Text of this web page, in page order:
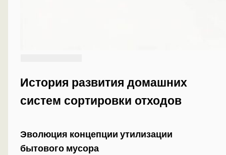
История развития домашних
систем сортировки отходов
Эволюция концепции утилизации
бытового мусора